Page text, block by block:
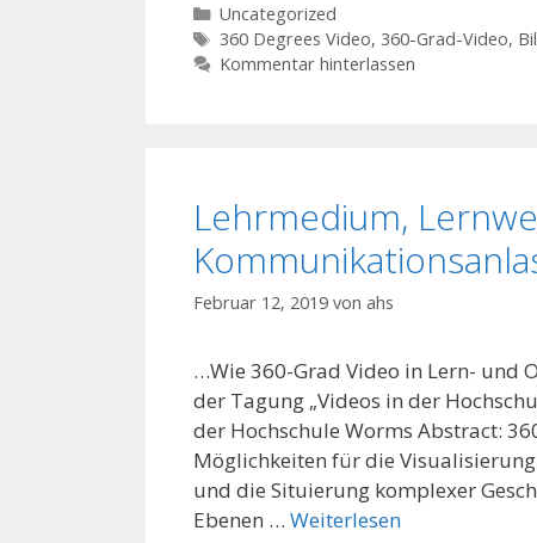
Kategorien
Uncategorized
Schlagwörter
360 Degrees Video, 360-Grad-Video,
Kommentar hinterlassen
Lehrmedium,
Februar 12, 2019 von ahs
…Wie 360-Grad Video in Lern- und
der Tagung „Videos in der
der Hochschule Worms Abstract:
Möglichkeiten für die
und die Situierung komplexer
Ebenen … Weiterlesen